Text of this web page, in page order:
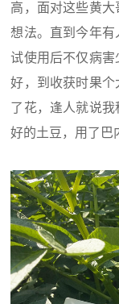
高，面对这些黄
想法。直到今年
试使用后不仅病
好，到收获时果
了花，逢人就说
好的土豆，用了巴